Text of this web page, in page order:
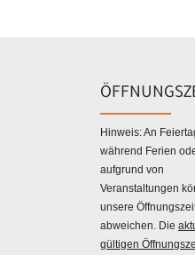
Hinweis: An
während Ferien
aufgrund von
Veranstaltungen
unsere
abweichen. Die
gültigen